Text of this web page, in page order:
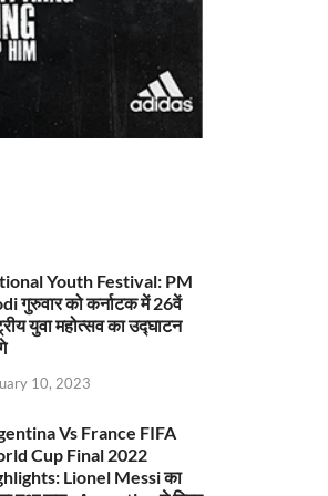
Youth Festival: PM
गुरुवार को कर्नाटक में 26वें
युवा महोत्सव का उद्घाटन
10, 2023
Vs France FIFA
Cup Final 2022
Lionel Messi का